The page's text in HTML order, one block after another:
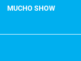
MUCHO SHOW